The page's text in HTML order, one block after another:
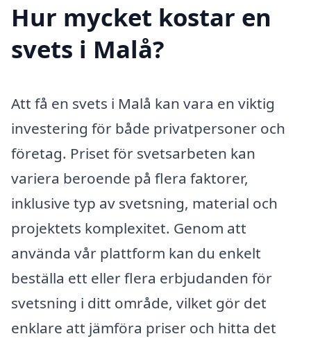
Hur mycket kostar en
svets i Malå?
Att få en svets i Malå kan vara en viktig
investering för både privatpersoner och
företag. Priset för svetsarbeten kan
variera beroende på flera faktorer,
inklusive typ av svetsning, material och
projektets komplexitet. Genom att
använda vår plattform kan du enkelt
beställa ett eller flera erbjudanden för
svetsning i ditt område, vilket gör det
enklare att jämföra priser och hitta det